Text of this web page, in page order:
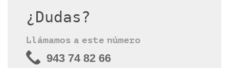
¿Dudas?
Llámamos a este número
943 74 82 66